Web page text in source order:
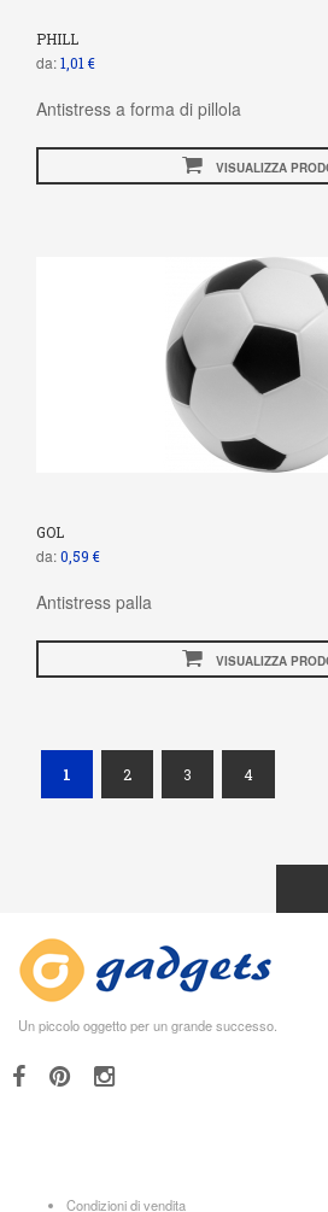
PHILL
da:1,01 €
Antistress a forma di pillola
VISUALIZZA
GOL
da:0,59 €
Antistress palla
VISUALIZZA
1 (current)
2 3 4
Un piccolo oggetto per un grande successo.
Condizioni di vendita